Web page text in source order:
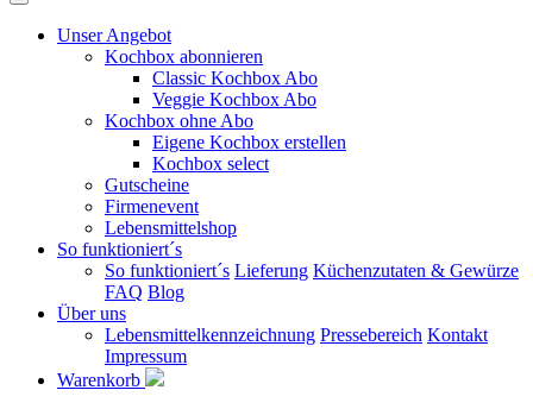
Unser Angebot
Kochbox abonnieren
Classic Kochbox Abo
Veggie Kochbox Abo
Kochbox ohne Abo
Eigene Kochbox erstellen
Kochbox select
Gutscheine
Firmenevent
Lebensmittelshop
So funktioniert´s
So funktioniert´s Lieferung Küchenzutaten & Gewürze
FAQ Blog
Über uns
Lebensmittelkennzeichnung Pressebereich Kontakt
Impressum
Warenkorb